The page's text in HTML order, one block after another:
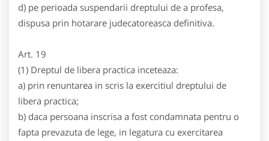
d) pe perioada suspendarii dreptului de a profesa,
dispusa prin hotarare judecatoreasca definitiva.
Art. 19
(1) Dreptul de libera practica inceteaza:
a) prin renuntarea in scris la exercitiul dreptului de
libera practica;
b) daca persoana inscrisa a fost condamnata pentru o
fapta prevazuta de lege, in legatura cu exercitarea